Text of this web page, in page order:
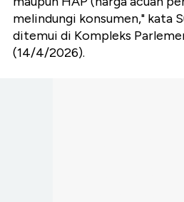
melindungi konsumen," kata
ditemui di Kompleks
(14/4/2026).